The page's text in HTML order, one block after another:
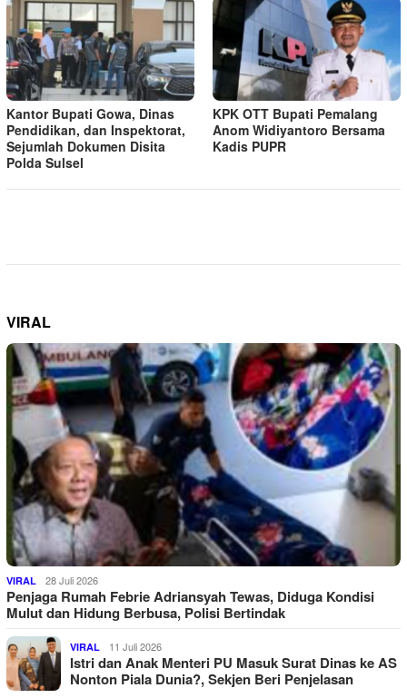
Kantor Bupati Gowa, Dinas
Pendidikan, dan Inspektorat,
Sejumlah Dokumen Disita
Polda Sulsel
KPK OTT Bupati Pemalang
Anom Widiyantoro Bersama
Kadis PUPR
VIRAL
VIRAL 28 Juli 2026
Penjaga Rumah Febrie Adriansyah Tewas, Diduga Kondisi
Mulut dan Hidung Berbusa, Polisi Bertindak
VIRAL 11 Juli 2026
Istri dan Anak Menteri PU Masuk Surat Dinas ke AS
Nonton Piala Dunia?, Sekjen Beri Penjelasan